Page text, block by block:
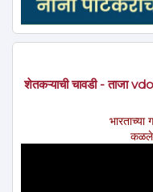
शेतकऱ्याची चावडी - ताजा
भारताच्या